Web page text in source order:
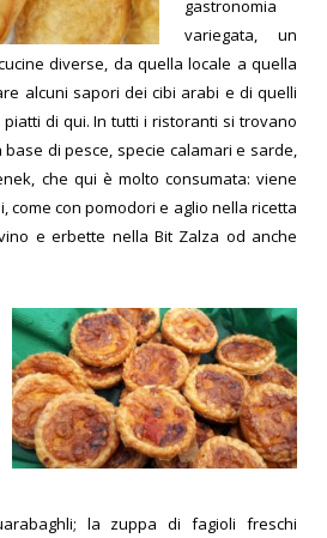
gastronomia
variegata, un
diverse, da quella locale a quella
alcuni sapori dei cibi arabi e di quelli
di qui. In tutti i ristoranti si trovano
di pesce, specie calamari e sarde,
che qui è molto consumata: viene
come con pomodori e aglio nella ricetta
e erbette nella Bit Zalza od anche
la zuppa di fagioli freschi